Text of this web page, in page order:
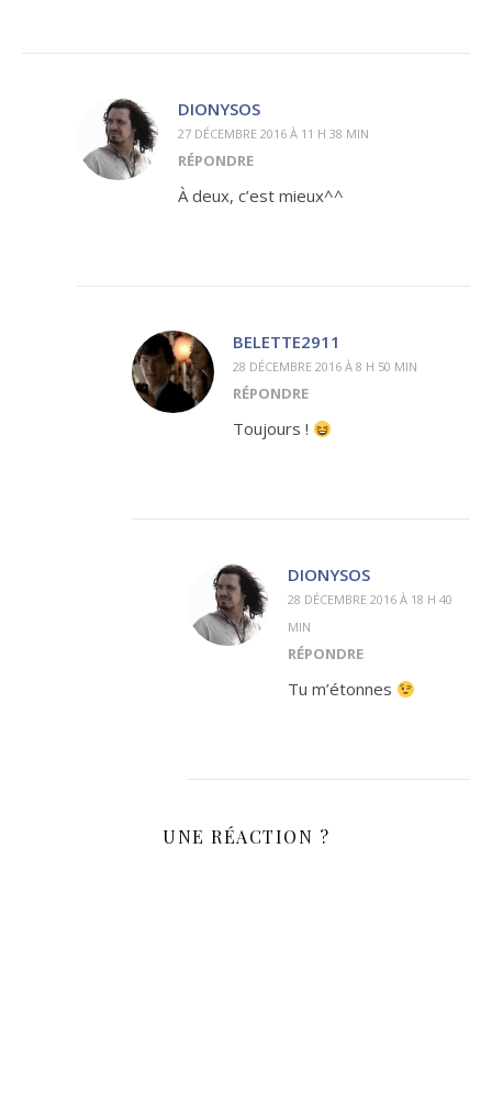
DIONYSOS
27 DÉCEMBRE 2016 À 11 H 38 MIN
RÉPONDRE
À deux, c’est mieux^^
BELETTE2911
28 DÉCEMBRE 2016 À 8 H 50 MIN
RÉPONDRE
Toujours !
DIONYSOS
28 DÉCEMBRE 2016 À 18 H 40
MIN
RÉPONDRE
Tu m’étonnes
UNE RÉACTION ?